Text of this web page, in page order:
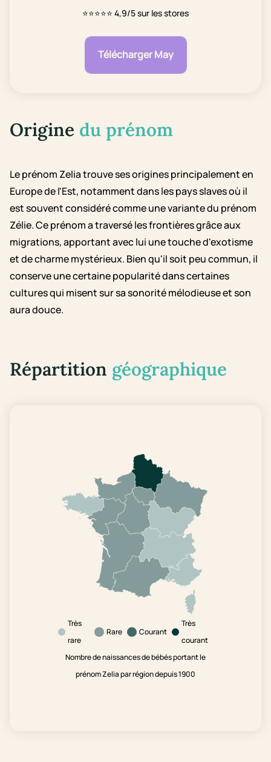
⭐⭐⭐⭐⭐ 4,9/5 sur les stores
Télécharger May
Origine du prénom
Le prénom Zelia trouve ses origines principalement en
Europe de l'Est, notamment dans les pays slaves où il
est souvent considéré comme une variante du prénom
Zélie. Ce prénom a traversé les frontières grâce aux
migrations, apportant avec lui une touche d'exotisme
et de charme mystérieux. Bien qu'il soit peu commun, il
conserve une certaine popularité dans certaines
cultures qui misent sur sa sonorité mélodieuse et son
aura douce.
Répartition géographique
Très
rare
Rare Courant
Très
courant
Nombre de naissances de bébés portant le
prénom Zelia par région depuis 1900